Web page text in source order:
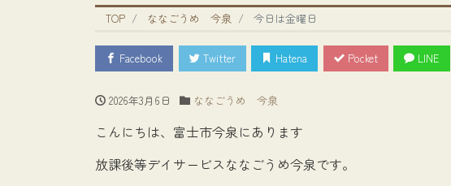
TOP ななごうめ 今泉 今日は金曜日
Facebook Twitter Hatena Pocket LINE
2026年3月6日 ななごうめ 今泉
こんにちは、富士市今泉にあります
放課後等デイサービスななごうめ今泉です。